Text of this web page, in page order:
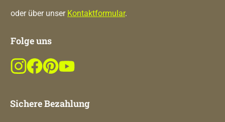
oder über unser Kontaktformular.
Folge uns
Sichere Bezahlung